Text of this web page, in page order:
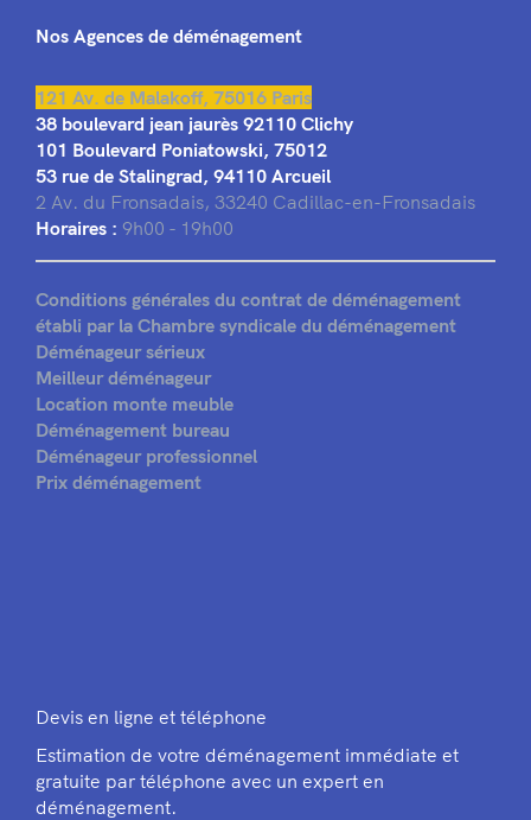
Nos Agences de déménagement
121 Av. de Malakoff, 75016 Paris
38 boulevard jean jaurès 92110 Clichy
101 Boulevard Poniatowski, 75012
53 rue de Stalingrad, 94110 Arcueil
2 Av. du Fronsadais, 33240 Cadillac-en-Fronsadais
Horaires : 9h00 - 19h00
Conditions générales du contrat de déménagement
établi par la Chambre syndicale du déménagement
Déménageur sérieux
Meilleur déménageur
Location monte meuble
Déménagement bureau
Déménageur professionnel
Prix déménagement
Devis en ligne et téléphone
Estimation de votre déménagement immédiate et
gratuite par téléphone avec un expert en
déménagement.